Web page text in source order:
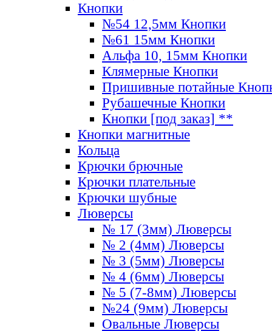
Кнопки
№54 12,5мм Кнопки
№61 15мм Кнопки
Альфа 10, 15мм Кнопки
Клямерные Кнопки
Пришивные потайные
Рубашечные Кнопки
Кнопки [под заказ] **
Кнопки магнитные
Кольца
Крючки брючные
Крючки плательные
Крючки шубные
Люверсы
№ 17 (3мм) Люверсы
№ 2 (4мм) Люверсы
№ 3 (5мм) Люверсы
№ 4 (6мм) Люверсы
№ 5 (7-8мм) Люверсы
№24 (9мм) Люверсы
Овальные Люверсы